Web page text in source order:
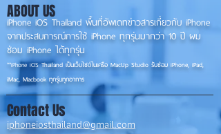
iPhone iOS Thailand พื้นที่อัพเดทข่าวสารเกี่ยวกับ iPhone
จากประสบการณ์การใช้ iPhone ทุกรุ่นมากว่า 10 ปี ผม
ซ่อม iPhone ได้ทุกรุ่น
**iPhone iOSThailand เป็นเว็บไซต์ในเครือ MacUp Studio รับซ่อม iPhone, iPad,
iMac, Macbook ทุกรุ่นทุกอาการ
ABOUT US
iphoneiosthailand@gmail.com
Contact Us